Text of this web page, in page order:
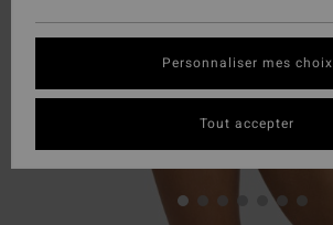
Personnaliser mes choix
Tout accepter